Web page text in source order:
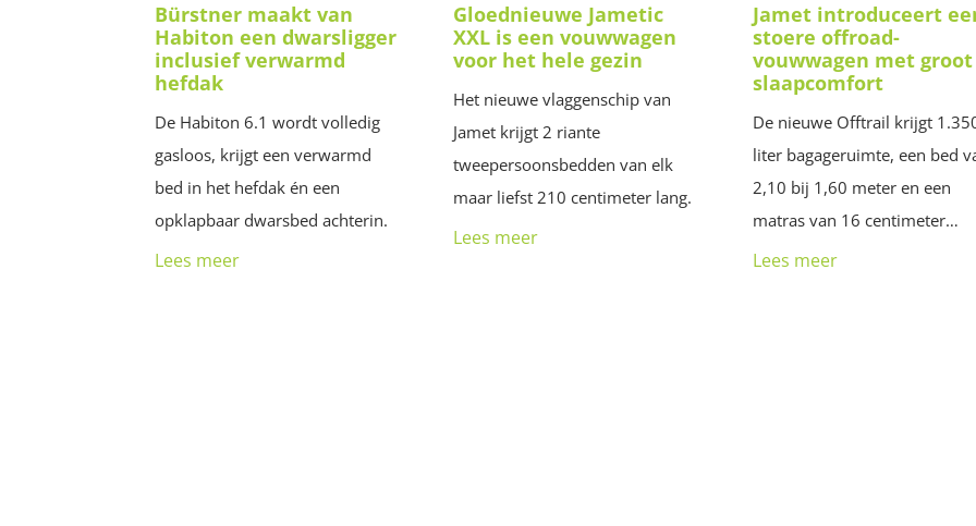
Bürstner maakt van
Habiton een dwarsligger
inclusief verwarmd
hefdak
De Habiton 6.1 wordt volledig
gasloos, krijgt een verwarmd
bed in het hefdak én een
opklapbaar dwarsbed achterin.
Lees meer
Gloednieuwe Jametic
XXL is een vouwwagen
voor het hele gezin
Het nieuwe vlaggenschip van
Jamet krijgt 2 riante
tweepersoonsbedden van elk
maar liefst 210 centimeter lang.
Lees meer
Jamet introduceert
stoere offroad-
vouwwagen met groot
slaapcomfort
De nieuwe Offtrail krijgt
liter bagageruimte, een bed
2,10 bij 1,60 meter en een
matras van 16 centimeter…
Lees meer